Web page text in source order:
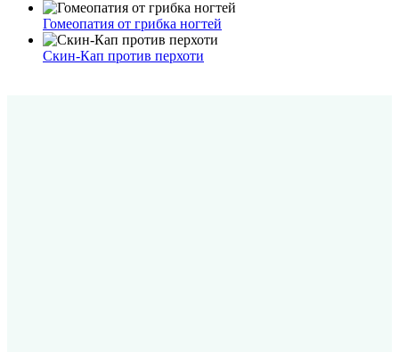
Гомеопатия от грибка ногтей
Скин-Кап против перхоти